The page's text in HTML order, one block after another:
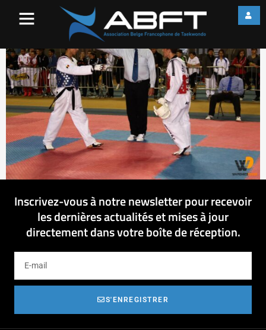
Inscrivez-vous à notre newsletter pour recevoir
les dernières actualités et mises à jour
directement dans votre boîte de réception.
S'ENREGISTRER